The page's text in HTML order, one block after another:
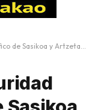
Sasikoa y Artzetaungana